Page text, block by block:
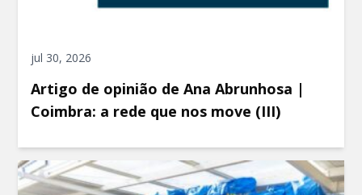
jul 30, 2026
Artigo de opinião de Ana Abrunhosa |
Coimbra: a rede que nos move (III)